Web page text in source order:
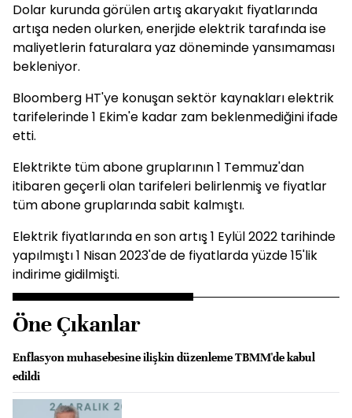
Dolar kurunda görülen artış akaryakıt fiyatlarında
artışa neden olurken, enerjide elektrik tarafında ise
maliyetlerin faturalara yaz döneminde yansımaması
bekleniyor.
Bloomberg HT'ye konuşan sektör kaynakları elektrik
tarifelerinde 1 Ekim'e kadar zam beklenmediğini ifade
etti.
Elektrikte tüm abone gruplarının 1 Temmuz'dan
itibaren geçerli olan tarifeleri belirlenmiş ve fiyatlar
tüm abone gruplarında sabit kalmıştı.
Elektrik fiyatlarında en son artış 1 Eylül 2022 tarihinde
yapılmıştı 1 Nisan 2023'de de fiyatlarda yüzde 15'lik
indirime gidilmişti.
Öne Çıkanlar
Enflasyon muhasebesine ilişkin düzenleme TBMM'de kabul
edildi